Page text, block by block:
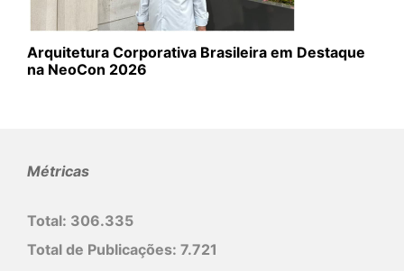
Arquitetura Corporativa Brasileira em Destaque
na NeoCon 2026
Métricas
Total: 306.335
Total de Publicações: 7.721